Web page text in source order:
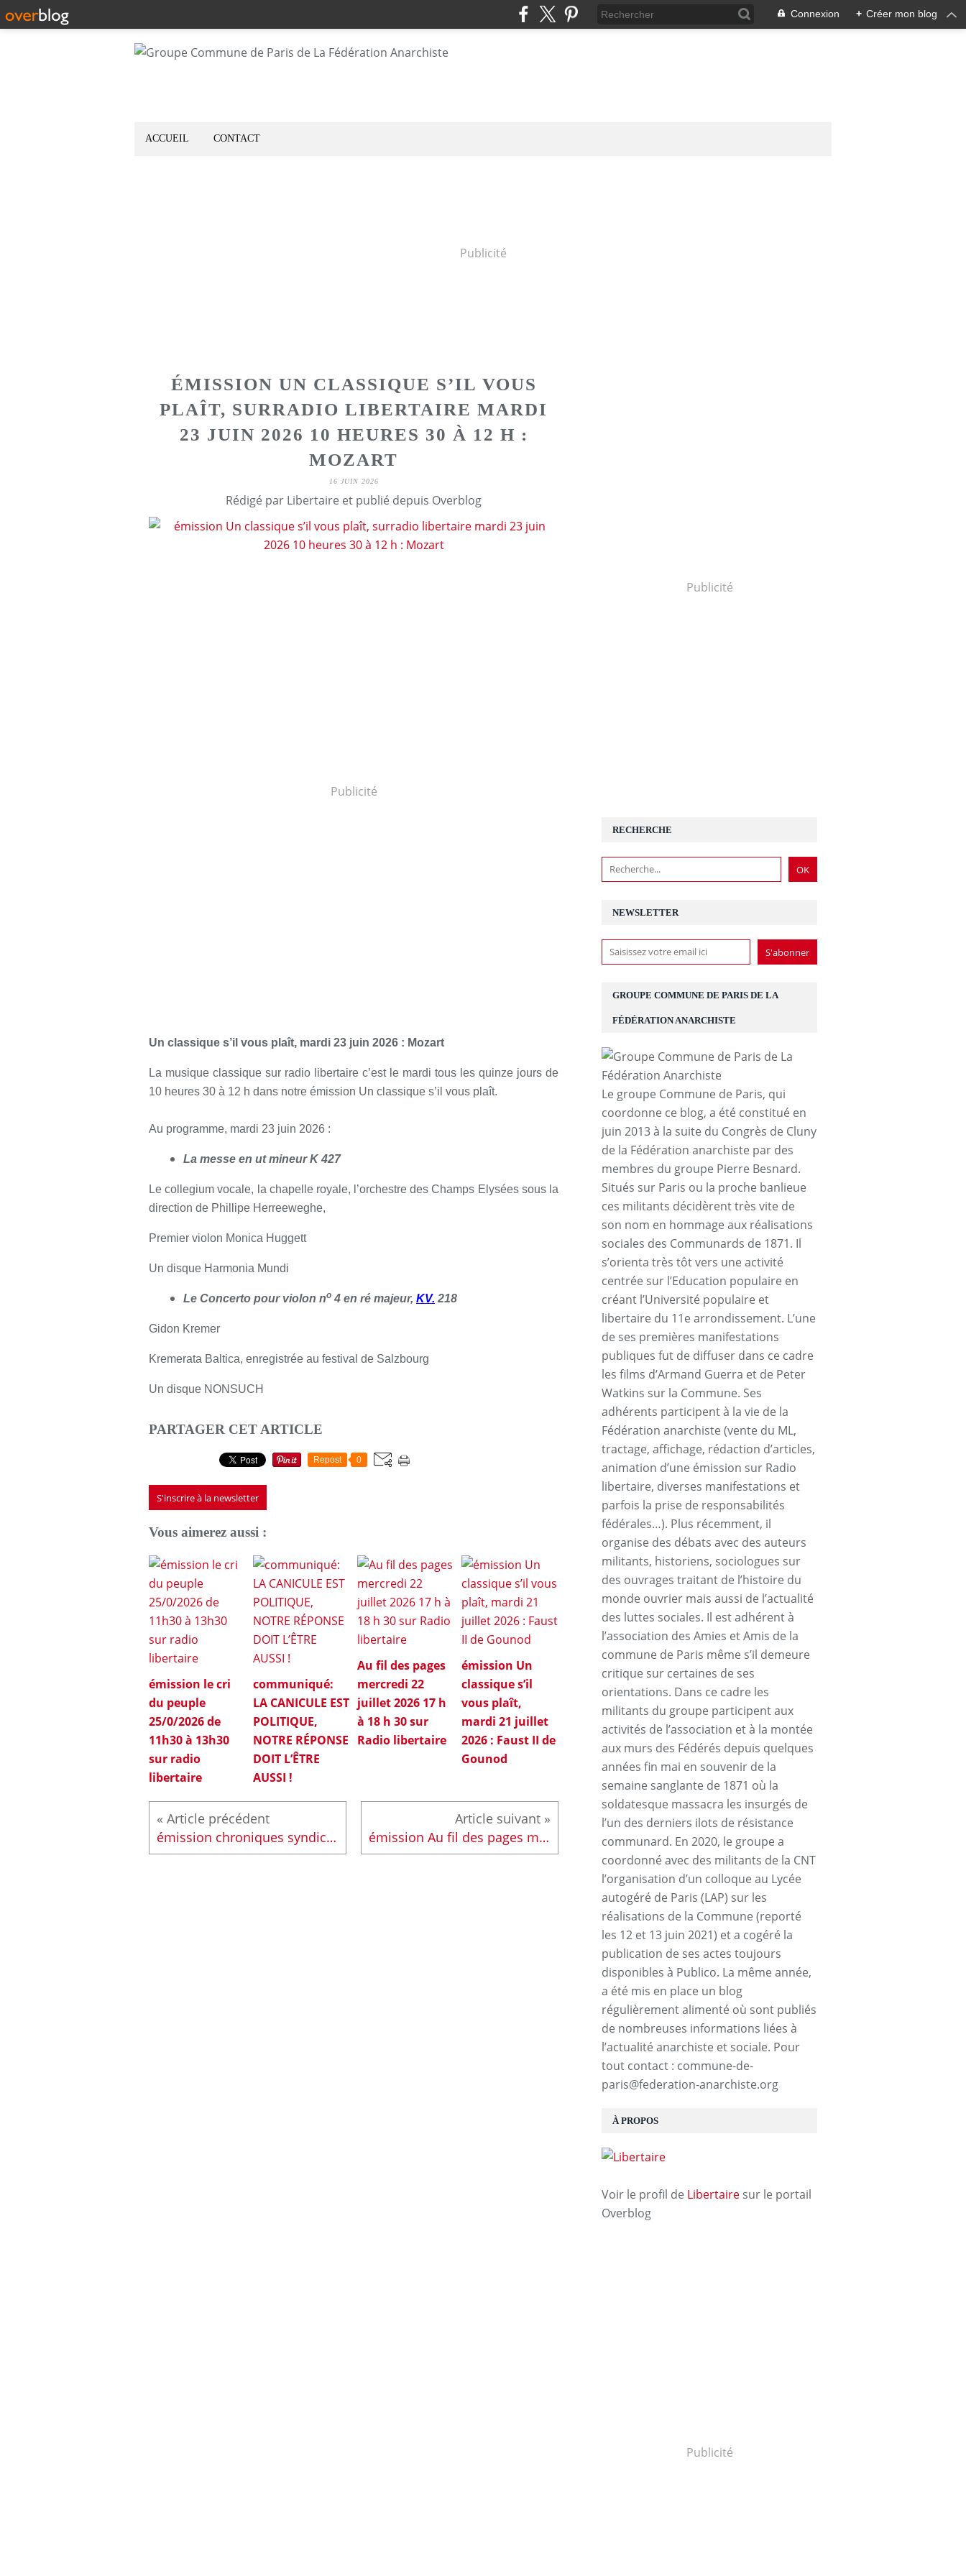
Connexion + Créer mon blog
ACCUEIL CONTACT
Publicité
ÉMISSION UN CLASSIQUE S’IL VOUS
PLAÎT, SURRADIO LIBERTAIRE MARDI
23 JUIN 2026 10 HEURES 30 À 12 H :
MOZART
16 JUIN 2026
Rédigé par Libertaire et publié depuis Overblog
Publicité
Un classique s’il vous plaît, mardi 23 juin 2026 : Mozart
La musique classique sur radio libertaire c’est le mardi tous les quinze jours de
10 heures 30 à 12 h dans notre émission Un classique s’il vous plaît.
Au programme, mardi 23 juin 2026 :
La messe en ut mineur K 427
Le collegium vocale, la chapelle royale, l’orchestre des Champs Elysées sous la
direction de Phillipe Herreeweghe,
Premier violon Monica Huggett
Un disque Harmonia Mundi
Le Concerto pour violon no 4 en ré majeur, KV. 218
Gidon Kremer
Kremerata Baltica, enregistrée au festival de Salzbourg
Un disque NONSUCH
PARTAGER CET ARTICLE
Repost 0
S'inscrire à la newsletter
Vous aimerez aussi :
émission le cri
du peuple
25/0/2026 de
11h30 à 13h30
sur radio
libertaire
communiqué:
LA CANICULE EST
POLITIQUE,
NOTRE RÉPONSE
DOIT L’ÊTRE
AUSSI !
Au fil des pages
mercredi 22
juillet 2026 17 h
à 18 h 30 sur
Radio libertaire
émission Un
classique s’il
vous plaît,
mardi 21 juillet
2026 : Faust II de
Gounod
émission chroniques syndicales le 20/06/26 de 11h30 à 13h30 sur radio libertaire émission Au fil des pages mercredi 24 juin 2026 17 h à 18 h 30 sur Radio libertaire
Publicité
NEWSLETTER
RECHERCHE
GROUPE COMMUNE DE PARIS DE LA
FÉDÉRATION ANARCHISTE
Le groupe Commune de Paris, qui
coordonne ce blog, a été constitué en
juin 2013 à la suite du Congrès de Cluny
de la Fédération anarchiste par des
membres du groupe Pierre Besnard.
Situés sur Paris ou la proche banlieue
ces militants décidèrent très vite de
son nom en hommage aux réalisations
sociales des Communards de 1871. Il
s’orienta très tôt vers une activité
centrée sur l’Education populaire en
créant l’Université populaire et
libertaire du 11e arrondissement. L’une
de ses premières manifestations
publiques fut de diffuser dans ce cadre
les films d’Armand Guerra et de Peter
Watkins sur la Commune. Ses
adhérents participent à la vie de la
Fédération anarchiste (vente du ML,
tractage, affichage, rédaction d’articles,
animation d’une émission sur Radio
libertaire, diverses manifestations et
parfois la prise de responsabilités
fédérales…). Plus récemment, il
organise des débats avec des auteurs
militants, historiens, sociologues sur
des ouvrages traitant de l’histoire du
monde ouvrier mais aussi de l’actualité
des luttes sociales. Il est adhérent à
l’association des Amies et Amis de la
commune de Paris même s’il demeure
critique sur certaines de ses
orientations. Dans ce cadre les
militants du groupe participent aux
activités de l’association et à la montée
aux murs des Fédérés depuis quelques
années fin mai en souvenir de la
semaine sanglante de 1871 où la
soldatesque massacra les insurgés de
l’un des derniers ilots de résistance
communard. En 2020, le groupe a
coordonné avec des militants de la CNT
l’organisation d’un colloque au Lycée
autogéré de Paris (LAP) sur les
réalisations de la Commune (reporté
les 12 et 13 juin 2021) et a cogéré la
publication de ses actes toujours
disponibles à Publico. La même année,
a été mis en place un blog
régulièrement alimenté où sont publiés
de nombreuses informations liées à
l’actualité anarchiste et sociale. Pour
tout contact : commune-de-
paris@federation-anarchiste.org
À PROPOS
Voir le profil de Libertaire sur le portail
Overblog
Publicité